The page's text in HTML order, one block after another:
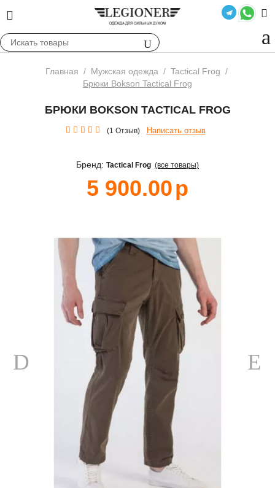
Главная / Мужская одежда / Tactical Frog /
Брюки Bokson Tactical Frog
БРЮКИ BOKSON TACTICAL FROG
(1 Отзыв) Написать отзыв
Бренд: Tactical Frog (все товары)
5 900.00р